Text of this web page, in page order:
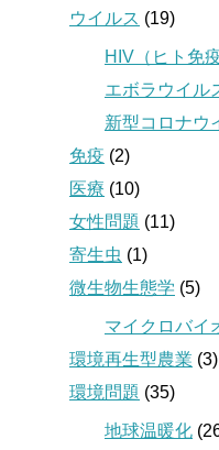
ウイルス (19)
HIV（ヒト免
エボラウイル
新型コロナウ
免疫 (2)
医療 (10)
女性問題 (11)
寄生虫 (1)
微生物生態学 (5)
マイクロバイ
環境再生型農業 (3)
環境問題 (35)
地球温暖化